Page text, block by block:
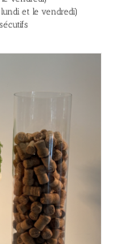
et le vendredi)